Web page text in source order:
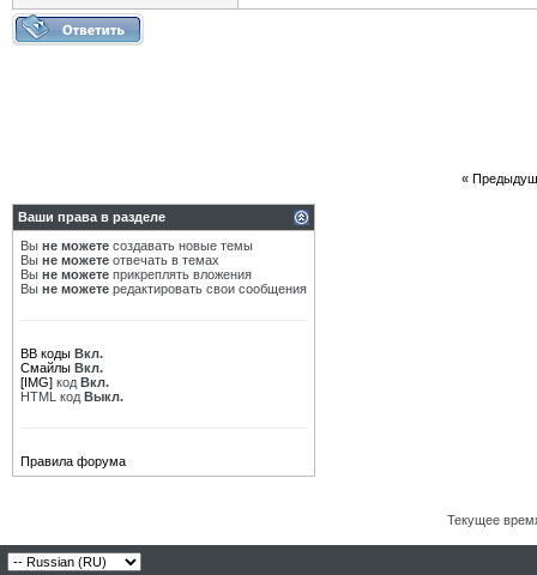
«
Ваши права в разделе
Вы не можете создавать новые темы
Вы не можете отвечать в темах
Вы не можете прикреплять вложения
Вы не можете редактировать свои сообщения
BB коды Вкл.
Смайлы Вкл.
[IMG] код Вкл.
HTML код Выкл.
Правила форума
Текущее